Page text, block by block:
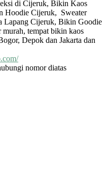
di Cijeruk, Bikin Kaos
Hoodie Cijeruk, Sweater
Cijeruk, Bikin Goodie
murah, tempat bikin kaos
Depok dan Jakarta dan
nomor diatas